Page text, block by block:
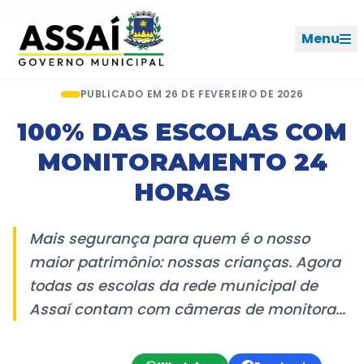
Ir para o conteúdo [1]
Menu
PERFIL DE NAVEGAÇÃO
Geral
Cidade
Governo
Início Notícias Artigo
PUBLICADO EM 26 DE FEVEREIRO DE 2026
100% DAS ESCOLAS COM
MONITORAMENTO 24
HORAS
Mais segurança para quem é o nosso
maior patrimônio: nossas crianças. Agora
todas as escolas da rede municipal de
Assaí contam com câmeras de monitora...